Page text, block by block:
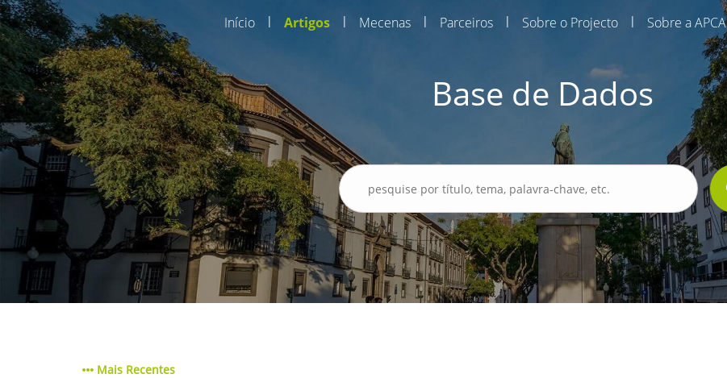
Início | Artigos | Mecenas | Parceiros | Sobre o Projecto | Sobre a APCA
Base de Dados
Mais Recentes